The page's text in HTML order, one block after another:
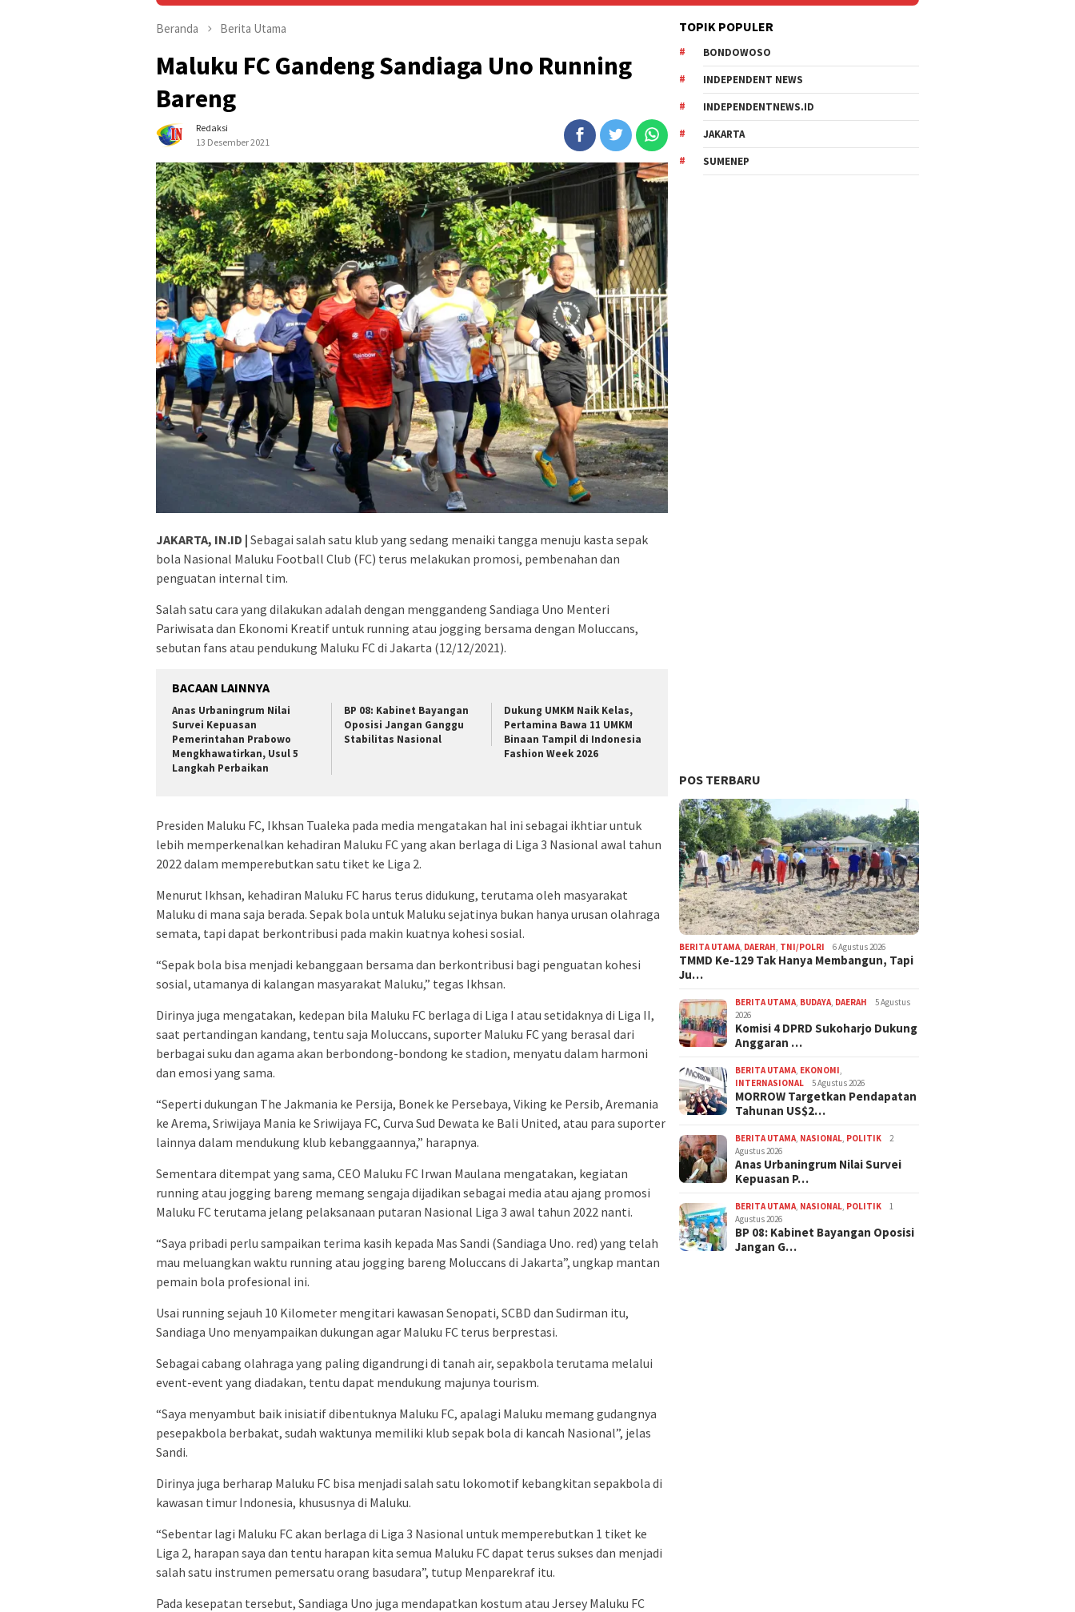
Beranda Berita Utama
Maluku FC Gandeng Sandiaga Uno Running
Bareng
Redaksi
13 Desember 2021
JAKARTA, IN.ID | Sebagai salah satu klub yang sedang menaiki tangga menuju kasta sepak
bola Nasional Maluku Football Club (FC) terus melakukan promosi, pembenahan dan
penguatan internal tim.
Salah satu cara yang dilakukan adalah dengan menggandeng Sandiaga Uno Menteri
Pariwisata dan Ekonomi Kreatif untuk running atau jogging bersama dengan Moluccans,
sebutan fans atau pendukung Maluku FC di Jakarta (12/12/2021).
BACAAN LAINNYA
Anas Urbaningrum Nilai
Survei Kepuasan
Pemerintahan Prabowo
Mengkhawatirkan, Usul 5
Langkah Perbaikan
BP 08: Kabinet Bayangan
Oposisi Jangan Ganggu
Stabilitas Nasional
Dukung UMKM Naik Kelas,
Pertamina Bawa 11 UMKM
Binaan Tampil di Indonesia
Fashion Week 2026
Presiden Maluku FC, Ikhsan Tualeka pada media mengatakan hal ini sebagai ikhtiar untuk
lebih memperkenalkan kehadiran Maluku FC yang akan berlaga di Liga 3 Nasional awal tahun
2022 dalam memperebutkan satu tiket ke Liga 2.
Menurut Ikhsan, kehadiran Maluku FC harus terus didukung, terutama oleh masyarakat
Maluku di mana saja berada. Sepak bola untuk Maluku sejatinya bukan hanya urusan olahraga
semata, tapi dapat berkontribusi pada makin kuatnya kohesi sosial.
“Sepak bola bisa menjadi kebanggaan bersama dan berkontribusi bagi penguatan kohesi
sosial, utamanya di kalangan masyarakat Maluku,” tegas Ikhsan.
Dirinya juga mengatakan, kedepan bila Maluku FC berlaga di Liga I atau setidaknya di Liga II,
saat pertandingan kandang, tentu saja Moluccans, suporter Maluku FC yang berasal dari
berbagai suku dan agama akan berbondong-bondong ke stadion, menyatu dalam harmoni
dan emosi yang sama.
“Seperti dukungan The Jakmania ke Persija, Bonek ke Persebaya, Viking ke Persib, Aremania
ke Arema, Sriwijaya Mania ke Sriwijaya FC, Curva Sud Dewata ke Bali United, atau para suporter
lainnya dalam mendukung klub kebanggaannya,” harapnya.
Sementara ditempat yang sama, CEO Maluku FC Irwan Maulana mengatakan, kegiatan
running atau jogging bareng memang sengaja dijadikan sebagai media atau ajang promosi
Maluku FC terutama jelang pelaksanaan putaran Nasional Liga 3 awal tahun 2022 nanti.
“Saya pribadi perlu sampaikan terima kasih kepada Mas Sandi (Sandiaga Uno. red) yang telah
mau meluangkan waktu running atau jogging bareng Moluccans di Jakarta”, ungkap mantan
pemain bola profesional ini.
Usai running sejauh 10 Kilometer mengitari kawasan Senopati, SCBD dan Sudirman itu,
Sandiaga Uno menyampaikan dukungan agar Maluku FC terus berprestasi.
Sebagai cabang olahraga yang paling digandrungi di tanah air, sepakbola terutama melalui
event-event yang diadakan, tentu dapat mendukung majunya tourism.
“Saya menyambut baik inisiatif dibentuknya Maluku FC, apalagi Maluku memang gudangnya
pesepakbola berbakat, sudah waktunya memiliki klub sepak bola di kancah Nasional”, jelas
Sandi.
Dirinya juga berharap Maluku FC bisa menjadi salah satu lokomotif kebangkitan sepakbola di
kawasan timur Indonesia, khususnya di Maluku.
“Sebentar lagi Maluku FC akan berlaga di Liga 3 Nasional untuk memperebutkan 1 tiket ke
Liga 2, harapan saya dan tentu harapan kita semua Maluku FC dapat terus sukses dan menjadi
salah satu instrumen pemersatu orang basudara”, tutup Menparekraf itu.
Pada kesepatan tersebut, Sandiaga Uno juga mendapatkan kostum atau Jersey Maluku FC
TOPIK POPULER
BONDOWOSO
INDEPENDENT NEWS
INDEPENDENTNEWS.ID
JAKARTA
SUMENEP
POS TERBARU
BERITA UTAMA DAERAH TNI/POLRI 6 Agustus 2026
TMMD Ke-129 Tak Hanya Membangun, Tapi
Ju…
BERITA UTAMA BUDAYA DAERAH
5 Agustus
2026
Komisi 4 DPRD Sukoharjo Dukung
Anggaran …
BERITA UTAMA EKONOMI
INTERNASIONAL
5 Agustus 2026
MORROW Targetkan Pendapatan
Tahunan US$2…
BERITA UTAMA NASIONAL POLITIK
2
Agustus 2026
Anas Urbaningrum Nilai Survei
Kepuasan P…
BERITA UTAMA NASIONAL POLITIK
1
Agustus 2026
BP 08: Kabinet Bayangan Oposisi
Jangan G…